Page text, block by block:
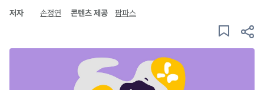
저자 손정연 콘텐츠 제공 팜파스